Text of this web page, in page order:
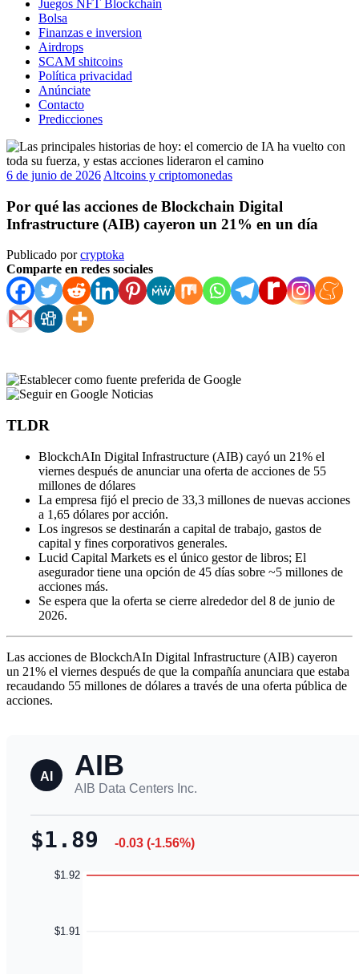
Juegos NFT Blockchain
Bolsa
Finanzas e inversion
Airdrops
SCAM shitcoins
Política privacidad
Anúnciate
Contacto
Predicciones
6 de junio de 2026 Altcoins y criptomonedas
Por qué las acciones de Blockchain Digital
Infrastructure (AIB) cayeron un 21% en un día
Publicado porcryptoka
Comparte en redes sociales
TLDR
BlockchAIn Digital Infrastructure (AIB) cayó un 21% el
viernes después de anunciar una oferta de acciones de 55
millones de dólares
La empresa fijó el precio de 33,3 millones de nuevas acciones
a 1,65 dólares por acción.
Los ingresos se destinarán a capital de trabajo, gastos de
capital y fines corporativos generales.
Lucid Capital Markets es el único gestor de libros; El
asegurador tiene una opción de 45 días sobre ~5 millones de
acciones más.
Se espera que la oferta se cierre alrededor del 8 de junio de
2026.
Las acciones de BlockchAIn Digital Infrastructure (AIB) cayeron
un 21% el viernes después de que la compañía anunciara que estaba
recaudando 55 millones de dólares a través de una oferta pública de
acciones.